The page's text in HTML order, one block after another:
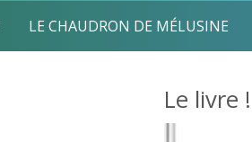
LE CHAUDRON DE MÉLUSINE
Le livre !